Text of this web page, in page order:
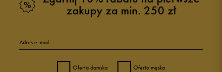
zakupy za min. 250 zł
Adres e-mail
Oferta damska Oferta męska